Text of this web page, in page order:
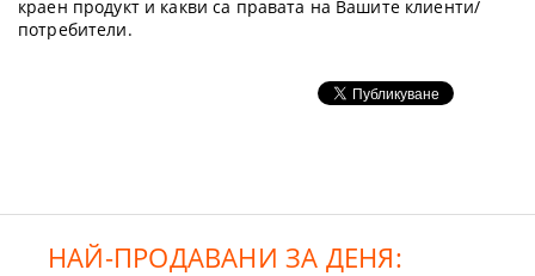
краен продукт и какви са правата на Вашите клиенти/
потребители.
НАЙ-ПРОДАВАНИ ЗА ДЕНЯ: